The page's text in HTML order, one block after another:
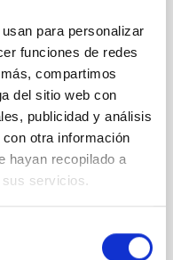
para personalizar
funciones de redes
compartimos
del sitio web con
publicidad y análisis
otra información
hayan recopilado a
servicios.
(EST) ha dado
con el
el primer
con este
solar.
por un consorcio
de
del BGR
entre naciones
creación de un